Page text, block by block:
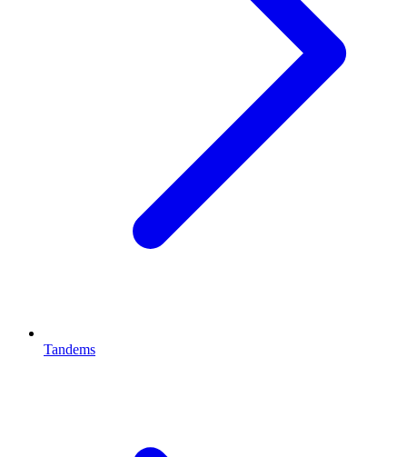
Tandems